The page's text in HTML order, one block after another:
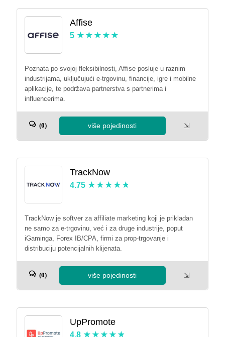
Affise
5
Poznata po svojoj fleksibilnosti, Affise posluje u raznim
industrijama, uključujući e-trgovinu, financije, igre i mobilne
aplikacije, te podržava partnerstva s partnerima i
influencerima.
(0) više pojedinosti ⇲
TrackNow
4.75
TrackNow je softver za affiliate marketing koji je prikladan
ne samo za e-trgovinu, već i za druge industrije, poput
iGaminga, Forex IB/CPA, firmi za prop-trgovanje i
distribuciju potencijalnih klijenata.
(0) više pojedinosti ⇲
UpPromote
4.8